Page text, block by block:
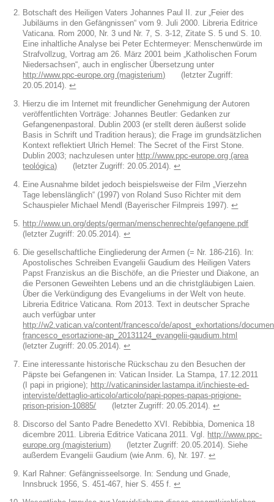
Botschaft des Heiligen Vaters Johannes Paul II. zur „Feier des
Jubiläums in den Gefängnissen“ vom 9. Juli 2000. Libreria Editrice
Vaticana. Rom 2000, Nr. 3 und Nr. 7, S. 3-12, Zitate S. 5 und S. 10.
Eine inhaltliche Analyse bei Peter Echtermeyer: Menschenwürde im
Strafvollzug, Vortrag am 26. März 2001 beim „Katholischen Forum
Niedersachsen“, auch in englischer Übersetzung unter
http://www.ppc-europe.org (magisterium)
(letzter Zugriff:
20.05.2014).↩︎
Hierzu die im Internet mit freundlicher Genehmigung der Autoren
veröffentlichten Vorträge: Johannes Beutler: Gedanken zur
Gefangenenpastoral. Dublin 2003 (er stellt deren äußerst solide
Basis in Schrift und Tradition heraus); die Frage im grundsätzlichen
Kontext reflektiert Ulrich Hemel: The Secret of the First Stone.
Dublin 2003; nachzulesen unter http://www.ppc-europe.org (area
teológica)
(letzter Zugriff: 20.05.2014).↩︎
Eine Ausnahme bildet jedoch beispielsweise der Film „Vierzehn
Tage lebenslänglich“ (1997) von Roland Suso Richter mit dem
Schauspieler Michael Mendl (Bayerischer Filmpreis 1997).↩︎
http://www.un.org/depts/german/menschenrechte/gefangene.pdf
(letzter Zugriff: 20.05.2014).↩︎
Die gesellschaftliche Eingliederung der Armen (= Nr. 186-216). In:
Apostolisches Schreiben Evangelii Gaudium des Heiligen Vaters
Papst Franziskus an die Bischöfe, an die Priester und Diakone, an
die Personen Geweihten Lebens und an die christgläubigen Laien.
Über die Verkündigung des Evangeliums in der Welt von heute.
Libreria Editrice Vaticana. Rom 2013. Text in deutscher Sprache
auch verfügbar unter
http://w2.vatican.va/content/francesco/de/apost_exhortations/
francesco_esortazione-ap_20131124_evangelii-gaudium.html
(letzter Zugriff: 20.05.2014).↩︎
Eine interessante historische Rückschau zu den Besuchen der
Päpste bei Gefangenen in: Vatican Insider. La Stampa, 17.12.2011
(I papi in prigione); http://vaticaninsider.lastampa.it/inchieste-ed-
interviste/dettaglio-articolo/articolo/papi-popes-papas-prigione-
prison-prision-10885/
(letzter Zugriff: 20.05.2014).↩︎
Discorso del Santo Padre Benedetto XVI. Rebibbia, Domenica 18
dicembre 2011. Libreria Editrice Vaticana 2011. Vgl. http://www.ppc-
europe.org (magisterium)
(letzter Zugriff: 20.05.2014). Siehe
außerdem Evangelii Gaudium (wie Anm. 6), Nr. 197.↩︎
Karl Rahner: Gefängnisseelsorge. In: Sendung und Gnade,
Innsbruck 1956, S. 451-467, hier S. 455 f.↩︎